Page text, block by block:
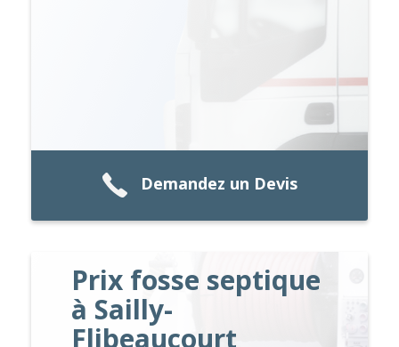
Demandez un Devis
Prix fosse septique
à Sailly-
Flibeaucourt